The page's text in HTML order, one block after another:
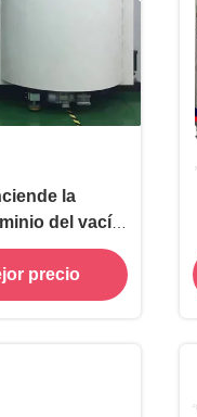
la
del vacío
capa de
automóvil,
la reflexión
precio